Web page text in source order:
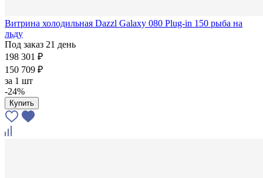
Витрина холодильная Dazzl Galaxy 080 Plug-in 150 рыба на
льду
Под заказ 21 день
198 301 ₽
150 709 ₽
за 1 шт
-24%
Купить